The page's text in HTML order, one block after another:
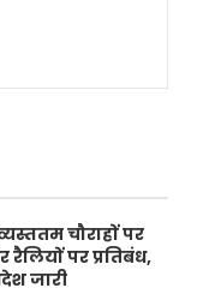
चौराहों पर
रैलियों पर प्रतिबंध,
जारी